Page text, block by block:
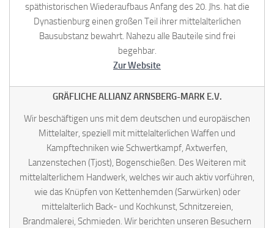
späthistorischen Wiederaufbaus Anfang des 20. Jhs. hat die
Dynastienburg einen großen Teil ihrer mittelalterlichen
Bausubstanz bewahrt. Nahezu alle Bauteile sind frei
begehbar.
Zur Website
GRÄFLICHE ALLIANZ ARNSBERG-MARK E.V.
Wir beschäftigen uns mit dem deutschen und europäischen
Mittelalter, speziell mit mittelalterlichen Waffen und
Kampftechniken wie Schwertkampf, Axtwerfen,
Lanzenstechen (Tjost), Bogenschießen. Des Weiteren mit
mittelalterlichem Handwerk, welches wir auch aktiv vorführen,
wie das Knüpfen von Kettenhemden (Sarwürken) oder
mittelalterlich Back- und Kochkunst, Schnitzereien,
Brandmalerei, Schmieden. Wir berichten unseren Besuchern